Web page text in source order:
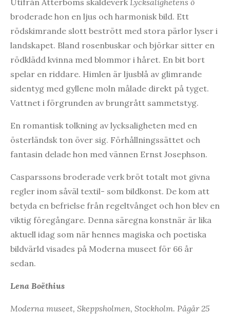
broderade hon en ljus och harmonisk bild. Ett
rödskimrande slott bestrött med stora pärlor lyser i
landskapet. Bland rosenbuskar och björkar sitter en
rödklädd kvinna med blommor i håret. En bit bort
spelar en riddare. Himlen är ljusblå av glimrande
sidentyg med gyllene moln målade direkt på tyget.
Vattnet i förgrunden av brungrått sammetstyg.
En romantisk tolkning av lycksaligheten med en
österländsk ton över sig. Förhållningssättet och
fantasin delade hon med vännen Ernst Josephson.
Casparssons broderade verk bröt totalt mot givna
regler inom såväl textil- som bildkonst. De kom att
betyda en befrielse från regeltvånget och hon blev en
viktig föregångare. Denna säregna konstnär är lika
aktuell idag som när hennes magiska och poetiska
bildvärld visades på Moderna museet för 66 år
sedan.
Lena Boëthius
Moderna museet, Skeppsholmen, Stockholm. Pågår 25